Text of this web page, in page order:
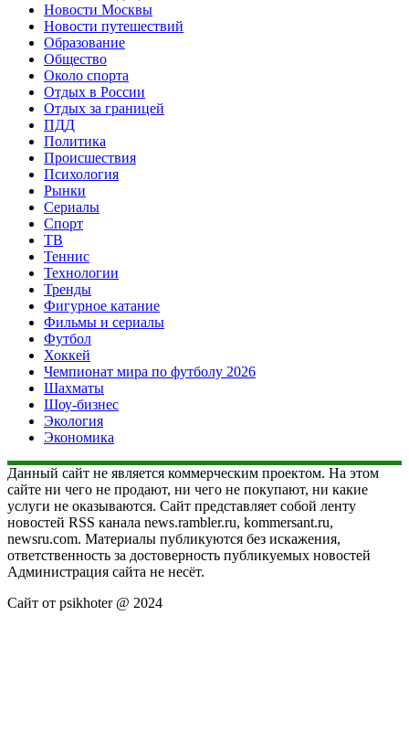
Новости Москвы
Новости путешествий
Образование
Общество
Около спорта
Отдых в России
Отдых за границей
ПДД
Политика
Происшествия
Психология
Рынки
Сериалы
Спорт
ТВ
Теннис
Технологии
Тренды
Фигурное катание
Фильмы и сериалы
Футбол
Хоккей
Чемпионат мира по футболу 2026
Шахматы
Шоу-бизнес
Экология
Экономика
Данный сайт не является коммерческим проектом. На этом
сайте ни чего не продают, ни чего не покупают, ни какие
услуги не оказываются. Сайт представляет собой ленту
новостей RSS канала news.rambler.ru, kommersant.ru,
newsru.com. Материалы публикуются без искажения,
ответственность за достоверность публикуемых новостей
Администрация сайта не несёт.
Сайт от psikhoter @ 2024